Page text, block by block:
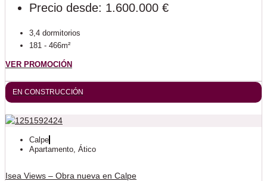
Precio desde: 1.600.000 €
3,4 dormitorios
181 - 466m²
VER PROMOCIÓN
EN CONSTRUCCIÓN
Calpe
Apartamento Ático
Isea Views – Obra nueva en Calpe